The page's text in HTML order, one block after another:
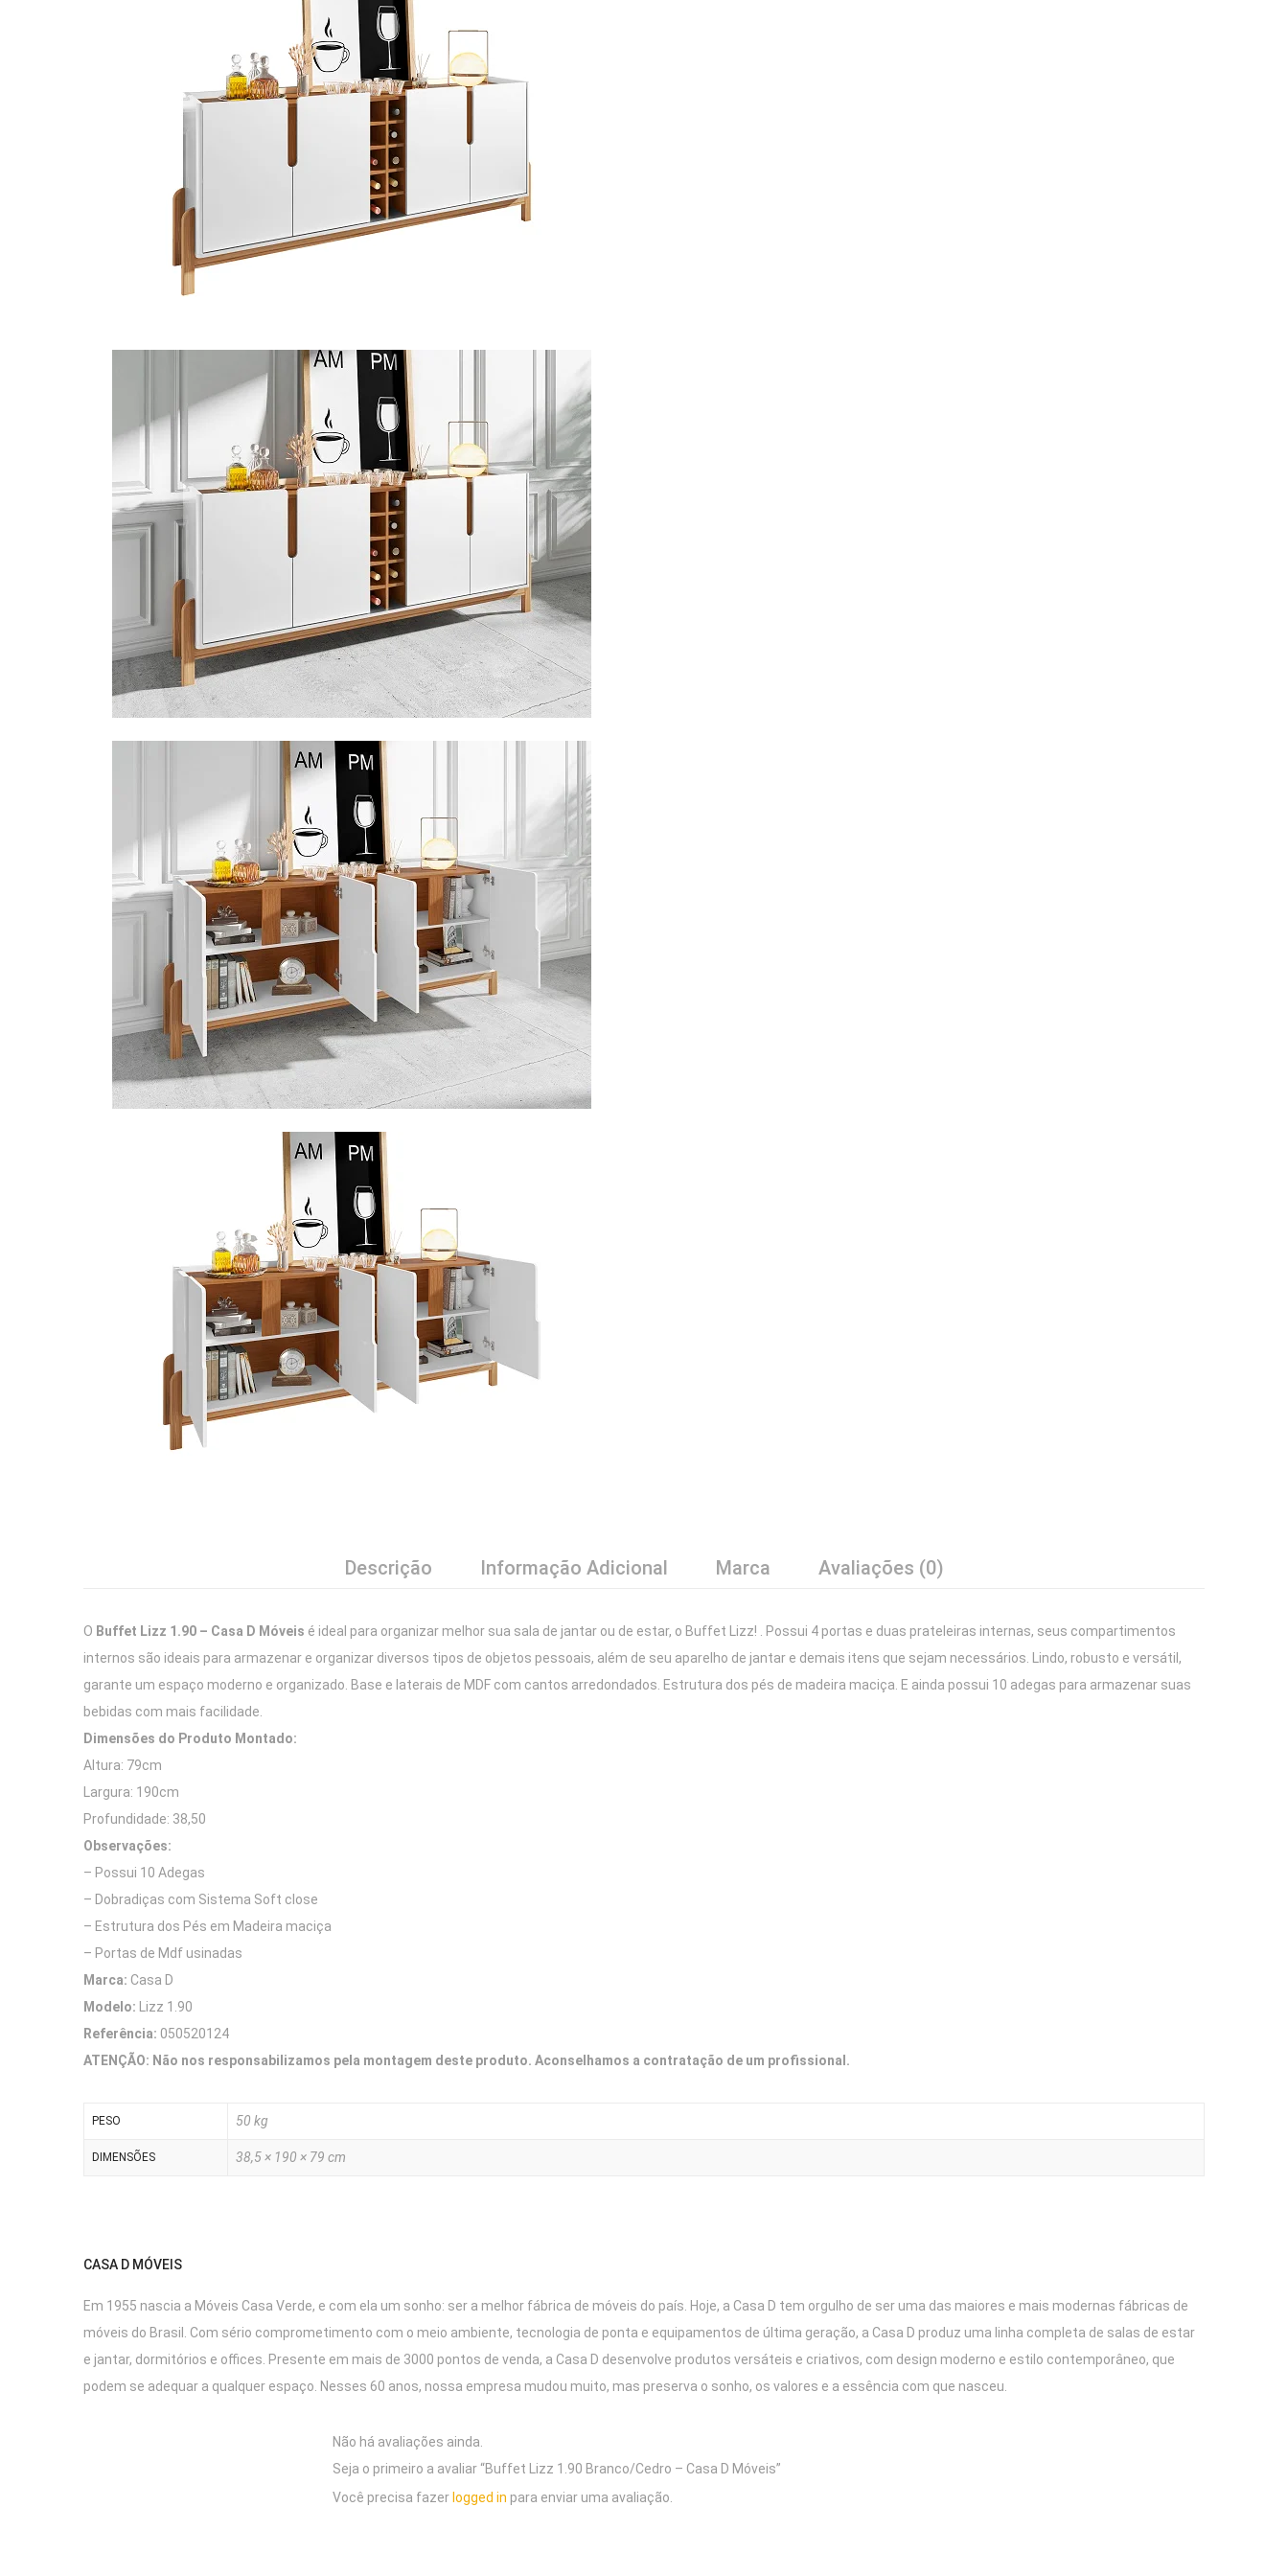
Descrição Informação Adicional Marca Avaliações (0)
O Buffet Lizz 1.90 – Casa D Móveis é ideal para organizar melhor sua sala de jantar ou de estar, o Buffet Lizz! . Possui 4 portas e duas prateleiras internas, seus compartimentos
internos são ideais para armazenar e organizar diversos tipos de objetos pessoais, além de seu aparelho de jantar e demais itens que sejam necessários. Lindo, robusto e versátil,
garante um espaço moderno e organizado. Base e laterais de MDF com cantos arredondados. Estrutura dos pés de madeira maciça. E ainda possui 10 adegas para armazenar suas
bebidas com mais facilidade.
Dimensões do Produto Montado:
Altura: 79cm
Largura: 190cm
Profundidade: 38,50
Observações:
– Possui 10 Adegas
– Dobradiças com Sistema Soft close
– Estrutura dos Pés em Madeira maciça
– Portas de Mdf usinadas
Marca: Casa D
Modelo:
Lizz 1.90
Referência: 050520124
ATENÇÃO: Não nos responsabilizamos pela montagem deste produto. Aconselhamos a contratação de um profissional.
PESO 50 kg
DIMENSÕES 38,5 × 190 × 79 cm
CASA D MÓVEIS
Em 1955 nascia a Móveis Casa Verde, e com ela um sonho: ser a melhor fábrica de móveis do país. Hoje, a Casa D tem orgulho de ser uma das maiores e mais modernas fábricas de
móveis do Brasil. Com sério comprometimento com o meio ambiente, tecnologia de ponta e equipamentos de última geração, a Casa D produz uma linha completa de salas de estar
e jantar, dormitórios e offices. Presente em mais de 3000 pontos de venda, a Casa D desenvolve produtos versáteis e criativos, com design moderno e estilo contemporâneo, que
podem se adequar a qualquer espaço. Nesses 60 anos, nossa empresa mudou muito, mas preserva o sonho, os valores e a essência com que nasceu.
Não há avaliações ainda.
Seja o primeiro a avaliar “Buffet Lizz 1.90 Branco/Cedro – Casa D Móveis”
Você precisa fazer logged in para enviar uma avaliação.